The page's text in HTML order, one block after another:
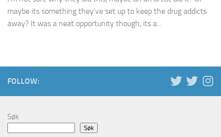
maybe its something they’ve set up to keep the drug addicts
away? It was a neat opportunity though, its a...
FOLLOW:
Søk
Søk